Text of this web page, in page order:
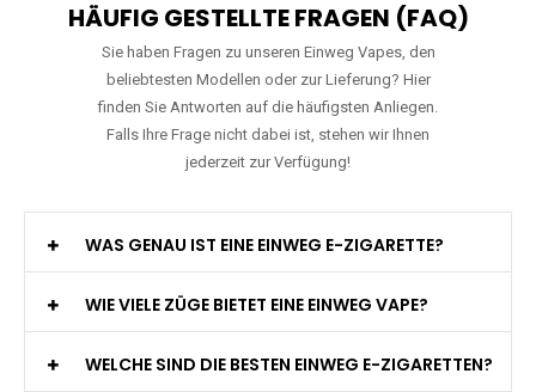
HÄUFIG GESTELLTE FRAGEN (FAQ)
Sie haben Fragen zu unseren Einweg Vapes, den
beliebtesten Modellen oder zur Lieferung? Hier
finden Sie Antworten auf die häufigsten Anliegen.
Falls Ihre Frage nicht dabei ist, stehen wir Ihnen
jederzeit zur Verfügung!
WAS GENAU IST EINE EINWEG E-ZIGARETTE?
WIE VIELE ZÜGE BIETET EINE EINWEG VAPE?
WELCHE SIND DIE BESTEN EINWEG E-ZIGARETTEN?